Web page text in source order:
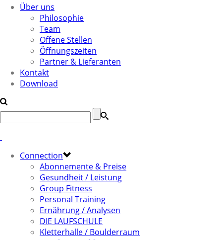
Über uns
Philosophie
Team
Offene Stellen
Öffnungszeiten
Partner & Lieferanten
Kontakt
Download
Connection
Abonnemente & Preise
Gesundheit / Leistung
Group Fitness
Personal Training
Ernährung / Analysen
DIE LAUFSCHULE
Kletterhalle / Boulderraum